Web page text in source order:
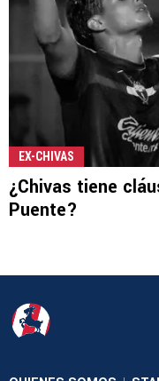
EX-CHIVAS
¿Chivas tiene
Puente?